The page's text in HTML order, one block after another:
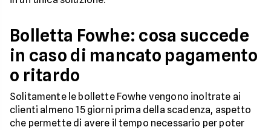
Bolletta Fowhe: cosa succede
in caso di mancato pagamento
o ritardo
Solitamente le bollette Fowhe vengono inoltrate ai
clienti almeno 15 giorni prima della scadenza, aspetto
che permette di avere il tempo necessario per poter